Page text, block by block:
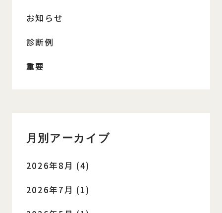
お知らせ
診断例
重要
月別アーカイブ
2026年8月 (4)
2026年7月 (1)